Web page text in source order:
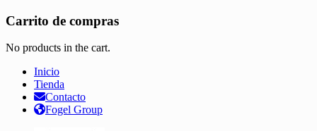
Carrito de compras
No products in the cart.
Inicio
Tienda
Contacto
Fogel Group